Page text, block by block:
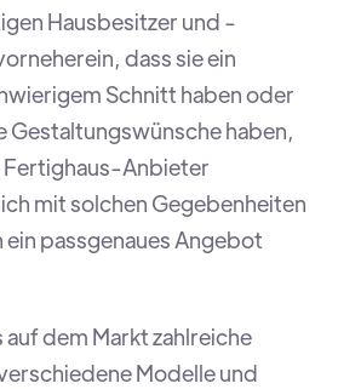
Hausbesitzer und -
dass sie ein
Schnitt haben oder
Gestaltungswünsche haben,
Fertighaus-Anbieter
mit solchen Gegebenheiten
ein passgenaues Angebot
dem Markt zahlreiche
Modelle und